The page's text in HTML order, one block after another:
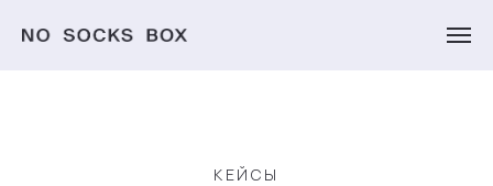
КЕЙСЫ